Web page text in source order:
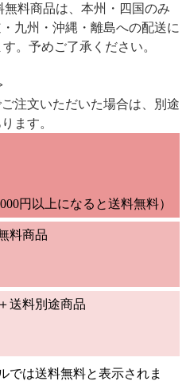
料商品は、本州・四国のみ
九州・沖縄・離島への配送に
。予めご了承ください。
注文いただいた場合は、別途
ます。
円以上になると送料無料）
料商品
送料別途商品
では送料無料と表示されま